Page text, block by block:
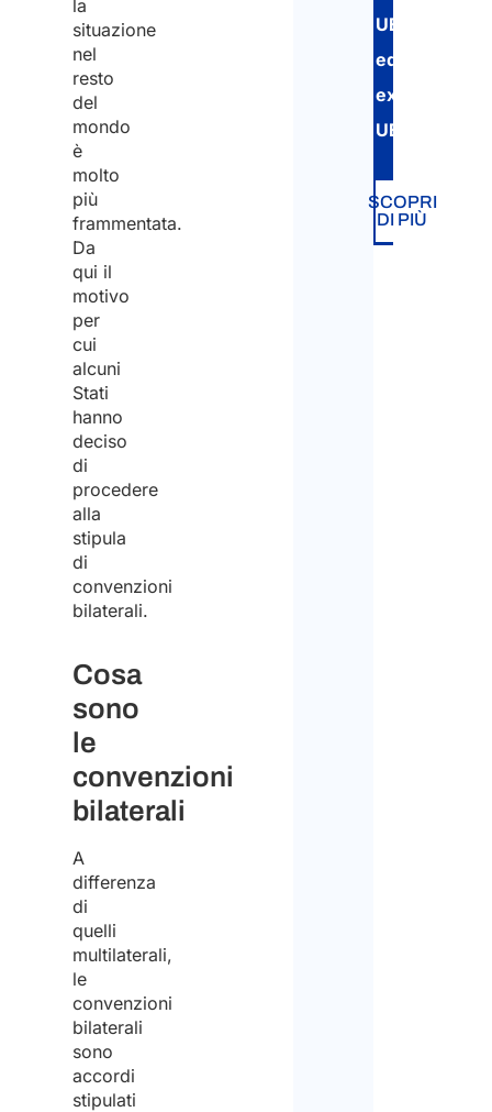
la
situazione
nel
resto
del
mondo
è
molto
più
frammentata.
Da
qui il
motivo
per
cui
alcuni
Stati
hanno
deciso
di
procedere
alla
stipula
di
convenzioni
bilaterali.
Cosa
sono
le
convenzioni
bilaterali
A
differenza
di
quelli
multilaterali,
le
convenzioni
bilaterali
sono
accordi
stipulati
UE
ed
extra-
UE.
SCOPRI
DI PIÙ